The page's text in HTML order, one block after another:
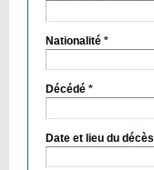
Nationalité*
Décédé*
Date et lieu du décès